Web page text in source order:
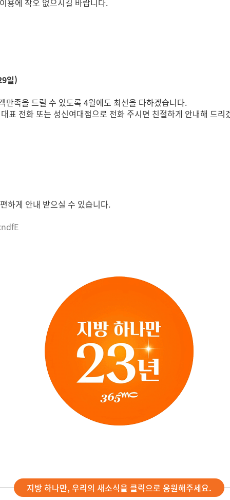
용에 착오 없으시길 바랍니다.
일)
족을 드릴 수 있도록 4월에도 최선을 다하겠습니다.
표 전화 또는 성신여대점으로 전화 주시면 친절하게 안내해 드리
하게 안내 받으실 수 있습니다.
지방 하나만, 우리의 새소식을 클릭으로 응원해주세요.